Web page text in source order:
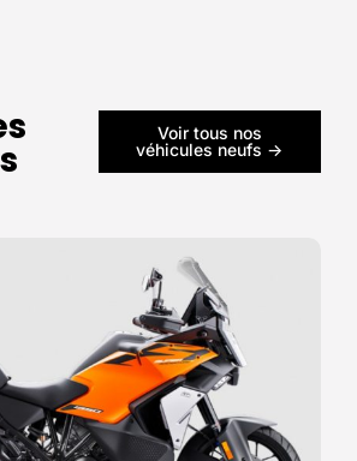
Voir tous nos
véhicules neufs ->